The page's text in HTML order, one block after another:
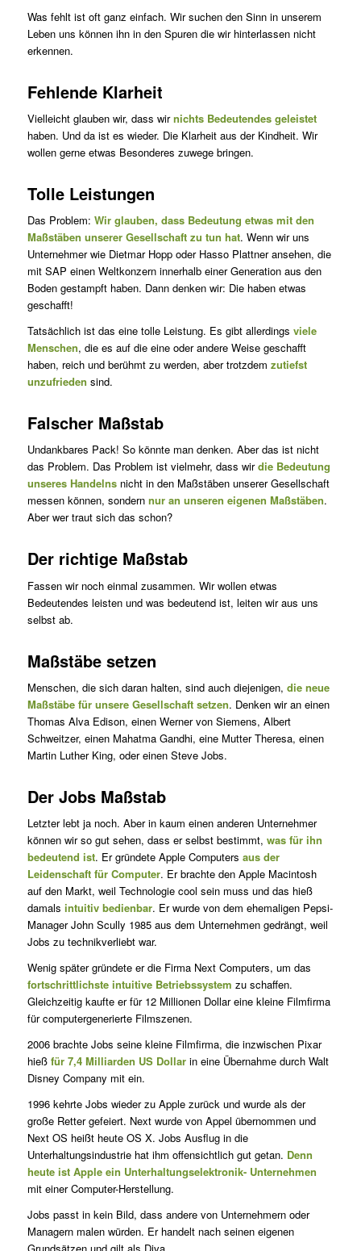
Was fehlt ist oft ganz einfach. Wir suchen den Sinn in unserem
Leben uns können ihn in den Spuren die wir hinterlassen nicht
erkennen.
Fehlende Klarheit
Vielleicht glauben wir, dass wirnichts Bedeutendes geleistet
haben. Und da ist es wieder. Die Klarheit aus der Kindheit. Wir
wollen gerne etwas Besonderes zuwege bringen.
Tolle Leistungen
Das Problem: Wir glauben, dass Bedeutung etwas mit den
Maßstäben unserer Gesellschaft zu tun hat. Wenn wir uns
Unternehmer wie Dietmar Hopp oder Hasso Plattner ansehen, die
mit SAP einen Weltkonzern innerhalb einer Generation aus den
Boden gestampft haben. Dann denken wir: Die haben etwas
geschafft!
Tatsächlich ist das eine tolle Leistung. Es gibt allerdings viele
Menschen, die es auf die eine oder andere Weise geschafft
haben, reich und berühmt zu werden, aber trotzdem zutiefst
unzufrieden sind.
Falscher Maßstab
Undankbares Pack! So könnte man denken. Aber das ist nicht
das Problem. Das Problem ist vielmehr, dass wirdie Bedeutung
unseres Handelnsnicht in den Maßstäben unserer Gesellschaft
messen können, sondern nur an unseren eigenen Maßstäben.
Aber wer traut sich das schon?
Der richtige Maßstab
Fassen wir noch einmal zusammen. Wir wollen etwas
Bedeutendes leisten und was bedeutend ist, leiten wir aus uns
selbst ab.
Maßstäbe setzen
Menschen, die sich daran halten, sind auch diejenigen, die neue
Maßstäbe für unsere Gesellschaft setzen. Denken wir an einen
Thomas Alva Edison, einen Werner von Siemens, Albert
Schweitzer, einen Mahatma Gandhi, eine Mutter Theresa, einen
Martin Luther King, oder einen Steve Jobs.
Der Jobs Maßstab
Letzter lebt ja noch. Aber in kaum einen anderen Unternehmer
können wir so gut sehen, dass er selbst bestimmt, was für ihn
bedeutend ist. Er gründete Apple Computers aus der
Leidenschaft für Computer. Er brachte den Apple Macintosh
auf den Markt, weil Technologie cool sein muss und das hieß
damals intuitiv bedienbar. Er wurde von dem ehemaligen Pepsi-
Manager John Scully 1985 aus dem Unternehmen gedrängt, weil
Jobs zu technikverliebt war.
Wenig später gründete er die Firma Next Computers, um das
fortschrittlichste intuitive Betriebssystem zu schaffen.
Gleichzeitig kaufte er für 12 Millionen Dollar eine kleine Filmfirma
für computergenerierte Filmszenen.
2006 brachte Jobs seine kleine Filmfirma, die inzwischen Pixar
hieß für 7,4 Milliarden US Dollarin eine Übernahme durch Walt
Disney Company mit ein.
1996 kehrte Jobs wieder zu Apple zurück und wurde als der
große Retter gefeiert. Next wurde von Appel übernommen und
Next OS heißt heute OS X. Jobs Ausflug in die
Unterhaltungsindustrie hat ihm offensichtlich gut getan. Denn
heute ist Apple ein Unterhaltungselektronik- Unternehmen
mit einer Computer-Herstellung.
Jobs passt in kein Bild, dass andere von Unternehmern oder
Managern malen würden. Er handelt nach seinen eigenen